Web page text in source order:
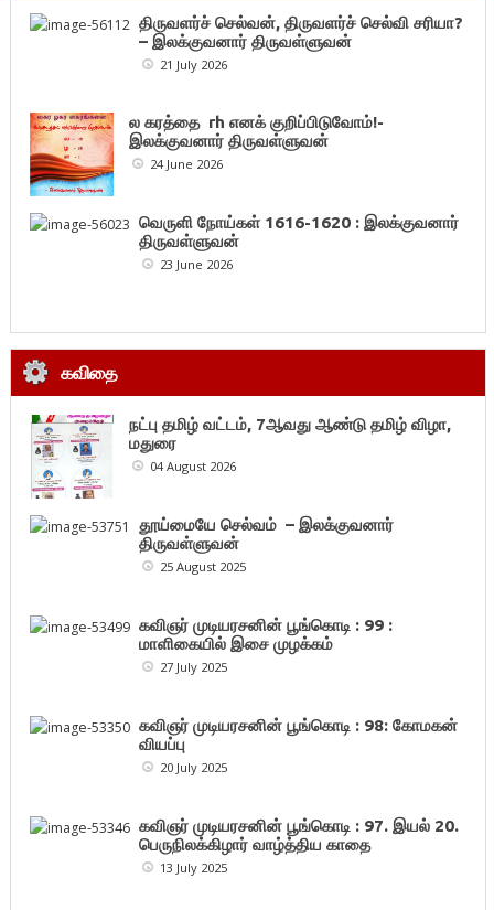
திருவளர்ச் செல்வன், திருவளர்ச் செல்வி சரியா?
– இலக்குவனார் திருவள்ளுவன்
21 July 2026
ல கரத்தை rh எனக் குறிப்பிடுவோம்!-
இலக்குவனார் திருவள்ளுவன்
24 June 2026
வெருளி நோய்கள் 1616-1620 : இலக்குவனார்
திருவள்ளுவன்
23 June 2026
கவிதை
நட்பு தமிழ் வட்டம், 7ஆவது ஆண்டு தமிழ் விழா,
மதுரை
04 August 2026
தூய்மையே செல்வம் – இலக்குவனார்
திருவள்ளுவன்
25 August 2025
கவிஞர் முடியரசனின் பூங்கொடி : 99 :
மாளிகையில் இசை முழக்கம்
27 July 2025
கவிஞர் முடியரசனின் பூங்கொடி : 98: கோமகன்
வியப்பு
20 July 2025
கவிஞர் முடியரசனின் பூங்கொடி : 97. இயல் 20.
பெருநிலக்கிழார் வாழ்த்திய காதை
13 July 2025